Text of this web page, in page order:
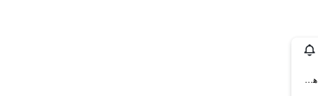
Koornmarkt 55-65, ديلفت, مقاطعة جنوب هولندا, هولندا